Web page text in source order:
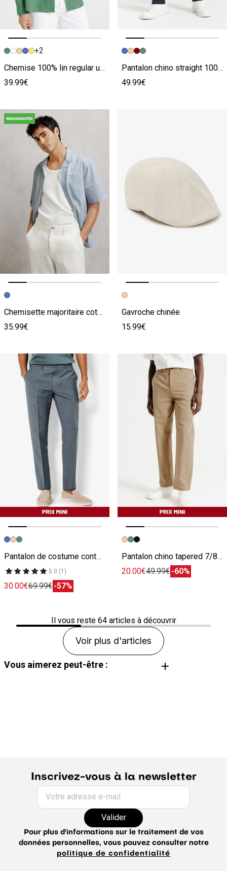
Image précédente
Image suivante
+2
Chemise 100% lin regular unie
39.99€
Image précédente
Image suivante
Pantalon chino straight 100% lin
49.99€
Image précédente
Image suivante
Chemisette majoritaire coton rayée col requin
35.99€
Image précédente
Image suivante
Gavroche chinée
15.99€
Image précédente
Image suivante
Pantalon de costume contenant du lin
5.0 (1)
30.00€69.99€-57%
Image précédente
Image suivante
Pantalon chino tapered 7/8ème
20.00€49.99€-60%
Il vous reste 64articles à découvrir
Voir plus d'articles
Vous aimerez peut-être :
Inscrivez-vous à la newsletter
Votre adresse e-mail
Valider
Pour plus d'informations sur le traitement de vos
données personnelles, vous pouvez consulter notre
politique de confidentialité